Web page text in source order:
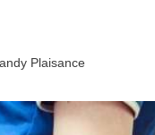
Plaisance